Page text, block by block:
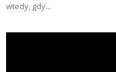
wtedy, gdy...